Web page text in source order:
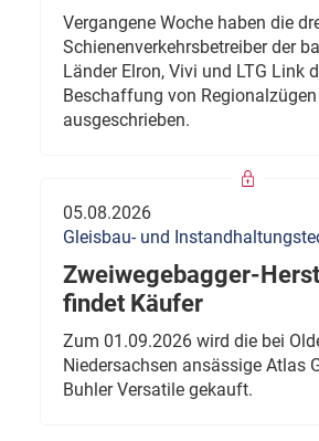
Vergangene Woche haben die
Schienenverkehrsbetreiber der
Länder Elron, Vivi und LTG Link
Beschaffung von Regionalzügen
ausgeschrieben.
05.08.2026
Gleisbau- und
Zweiwegebagger-
findet Käufer
Zum 01.09.2026 wird die bei
Niedersachsen ansässige Atlas
Buhler Versatile gekauft.